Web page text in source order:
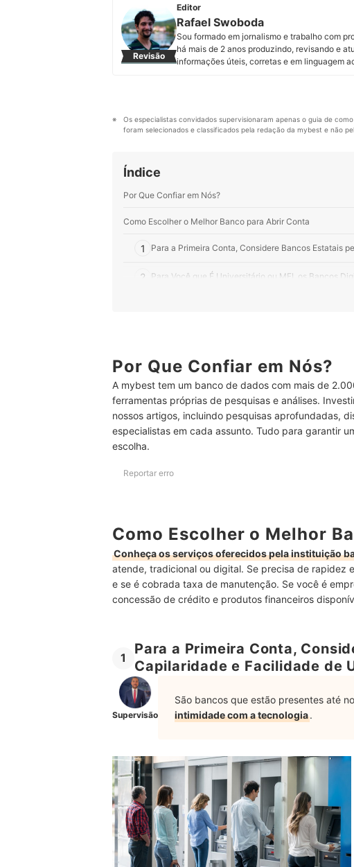
planejador financeiro e consultor de valores
Transformação Ambiental, Social e
behavioral finance. Além de fundador e
escola de negócios IBMEC, onde leciona
Instagram, LinkedIn e em seu site.
Perfil de Paulo Monfort
Revisão
Editor
Rafael Swoboda
Sou formado em jornalismo e trabalho com
há mais de 2 anos produzindo, revisando e
informações úteis, corretas e em linguagem
Os especialistas convidados supervisionaram apenas o guia de
foram selecionados e classificados pela redação da mybest e não
Índice
Por Que Confiar em Nós?
Como Escolher o Melhor Banco para Abrir Conta
1 Para a Primeira Conta, Considere Bancos Estatais
2 Para Você que É Universitário ou MEI, os Bancos
Top 10 Melhores Bancos para Abrir Conta
Perguntas Frequentes sobre Banco para Abrir Conta
É Bom Ter Conta em Vários Bancos?
Como Saber Quantas Contas de Banco eu Tenho?
Por Que Confiar em Nós?
A mybest tem um banco de dados com mais de
ferramentas próprias de pesquisas e análises.
nossos artigos, incluindo pesquisas aprofundadas,
especialistas em cada assunto. Tudo para garantir
escolha.
Reportar erro
Como Escolher o Melhor
Conheça os serviços oferecidos pela instituição
atende, tradicional ou digital. Se precisa de rapidez
e se é cobrada taxa de manutenção. Se você é
concessão de crédito e produtos financeiros
1
Para a Primeira Conta,
Capilaridade e Facilidade de
Supervisão
São bancos que estão presentes até
intimidade com a tecnologia.